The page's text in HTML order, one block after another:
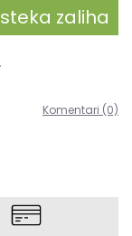
zaliha
Komentari (0)